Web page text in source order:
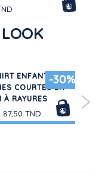
-30%
ENFANT
COURTES EN
À RAYURES
87,50 TND